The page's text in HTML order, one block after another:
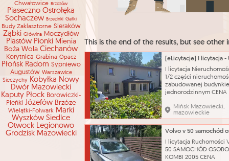
Chwałowice Brzozów
Piaseczno Ostrołęka
Sochaczew Brzezinki Gałki
Budy Zaklasztorne Sieraków
Ząbki Główina Moczydłów
Piastów Pionki Mienia
Boża Wola Ciechanów
Korytnica Grabina Opacz
Płońsk Radom Sypniewo
Augustów Warszawice
Sieczychy Kobyłka Nowy
Dwór Mazowiecki
Kaputy Płock Borowiczki-
Pieńki Józefów Brzóze
Wielątki-Folwark Marki
Wyszków Siedlce
Otwock Legionowo
Grodzisk Mazowiecki
This is the end of the results, but see other
I licytacja
1/2 części
zabudowanej
jednorodzinnym CENA
(SZACUNKOWO: 299
Dojazd do
zapewnia droga
wyłożona kostką
odległości około 550 m
przystanek
odległości ok. 800 m
Mińsk Mazowiecki,
mazowieckie
I licytacja Ruchomości
50 SAMOCHÓD
KOMBI 2005 CENA